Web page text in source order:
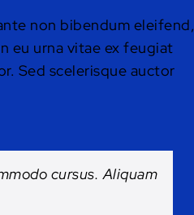
non bibendum eleifend,
eu urna vitae ex feugiat
Sed scelerisque auctor
cursus. Aliquam